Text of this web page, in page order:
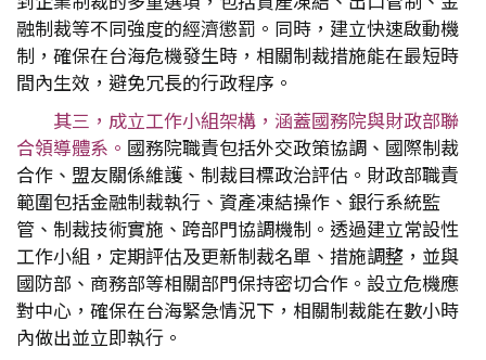
融制裁等不同強度的經濟懲罰。同時，建立快速啟動機
制，確保在台海危機發生時，相關制裁措施能在最短時
間內生效，避免冗長的行政程序。
其三，成立工作小組架構，涵蓋國務院與財政部聯
合領導體系。 國務院職責包括外交政策協調、國際制裁
合作、盟友關係維護、制裁目標政治評估。財政部職責
範圍包括金融制裁執行、資產凍結操作、銀行系統監
管、制裁技術實施、跨部門協調機制。透過建立常設性
工作小組，定期評估及更新制裁名單、措施調整，並與
國防部、商務部等相關部門保持密切合作。設立危機應
對中心，確保在台海緊急情況下，相關制裁能在數小時
內做出並立即執行。